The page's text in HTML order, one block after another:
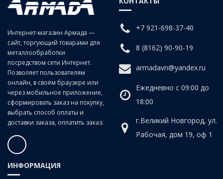
Интернет-магазин Армада —
сайт, торгующий товарами для
металлообработки
посредством сети Интернет.
Позволяет пользователям
онлайн, в своём браузере или
через мобильное приложение,
сформировать заказ на покупку,
выбрать способ оплаты и
доставки заказа, оплатить заказ.
+7 921-698-37-40
8 (8162) 90-90-19
armadavn@yandex.ru
Ежедневно с 09:00 до
18:00
г.Великий Новгород, ул.
Рабочая, дом 19, оф 1
ИНФОРМАЦИЯ